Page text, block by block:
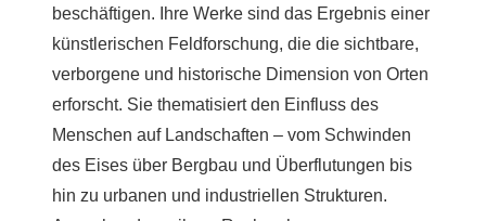
beschäftigen. Ihre Werke sind das Ergebnis einer
künstlerischen Feldforschung, die die sichtbare,
verborgene und historische Dimension von Orten
erforscht. Sie thematisiert den Einfluss des
Menschen auf Landschaften – vom Schwinden
des Eises über Bergbau und Überflutungen bis
hin zu urbanen und industriellen Strukturen.